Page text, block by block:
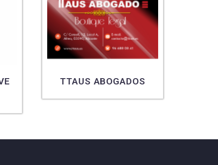
TTAUS ABOGADOS